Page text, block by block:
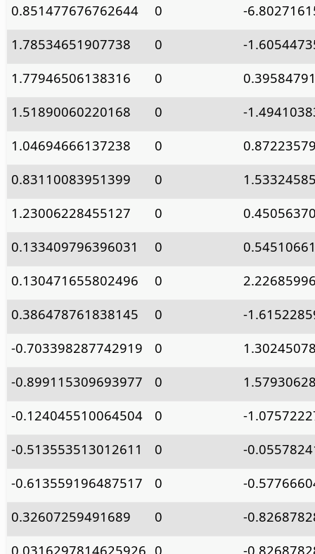
0.851477676762644
0
-
1.78534651907738
0
-
1.77946506138316
0
1.51890060220168
0
-
1.04694666137238
0
0.83110083951399
0
1.23006228455127
0
0.133409796396031
0
0.130471655802496
0
0.386478761838145
0
-
-0.703398287742919
0
-0.899115309693977
0
-0.124045510064504
0
-
-0.513553513012611
0
-
-0.613559196487517
0
-
0.32607259491689
0
-
0.0316297814625926 0 -